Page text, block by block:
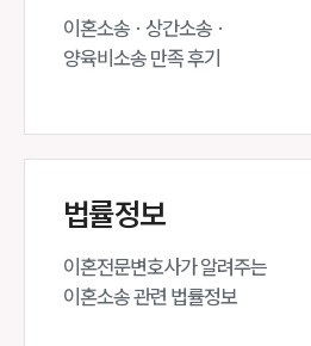
이혼소송 · 상간소송 ·
양육비소송 만족 후기
법률정보
이혼전문변호사가 알려주는
이혼소송 관련 법률정보